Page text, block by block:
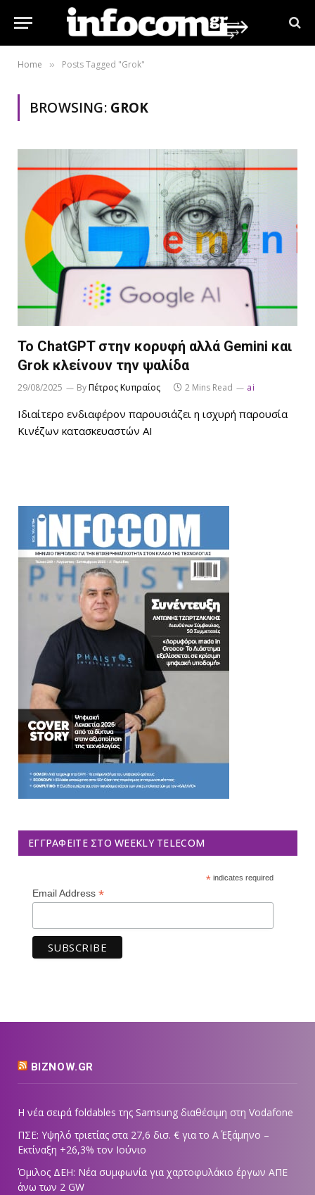
Home » Posts Tagged "Grok"
BROWSING: GROK
Το ChatGPT στην κορυφή αλλά Gemini και
Grok κλείνουν την ψαλίδα
29/08/2025 ByΠέτρος Κυπραίος 2 Mins Read ai
Ιδιαίτερο ενδιαφέρον παρουσιάζει η ισχυρή παρουσία
Κινέζων κατασκευαστών AI
ΕΓΓΡΑΦΕΊΤΕ ΣΤΟ WEEKLY TELECOM
*indicates required
Email Address *
BIZNOW.GR
Η νέα σειρά foldables της Samsung διαθέσιμη στη Vodafone
ΠΣΕ: Υψηλό τριετίας στα 27,6 δισ. € για το Α΄ Εξάμηνο –
Εκτίναξη +26,3% τον Ιούνιο
Όμιλος ΔΕΗ: Νέα συμφωνία για χαρτοφυλάκιο έργων ΑΠΕ
άνω των 2 GW